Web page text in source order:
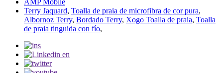
Terry Jaquard, Toalla de praia de microfibra de cor pura,
Albornoz Terry, Bordado Terry, Xogo Toalla de praia, Toalla
de praia tinguida con fío,